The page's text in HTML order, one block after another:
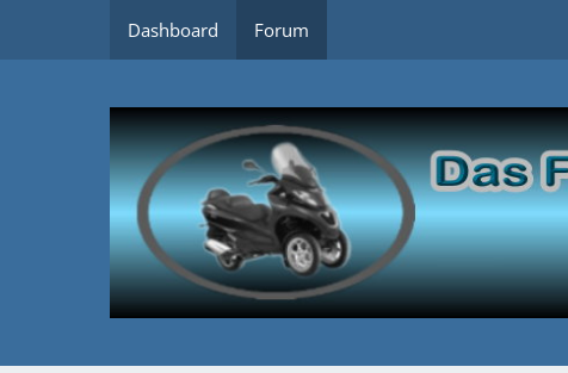
Dashboard Forum